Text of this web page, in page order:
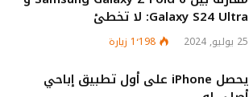
Galaxy S24 Ultra: لا تخطئ
25 يوليو, 2024 1٬198 زيارة
يحصل iPhone على أول تطبيق إباحي